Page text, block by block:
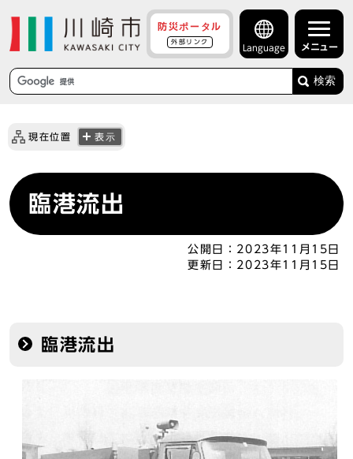
防災ポータル
外部リンク
Language メニュー
検索
現在位置 表示
臨港流出
公開日： 2023年11月15日
更新日： 2023年11月15日
臨港流出